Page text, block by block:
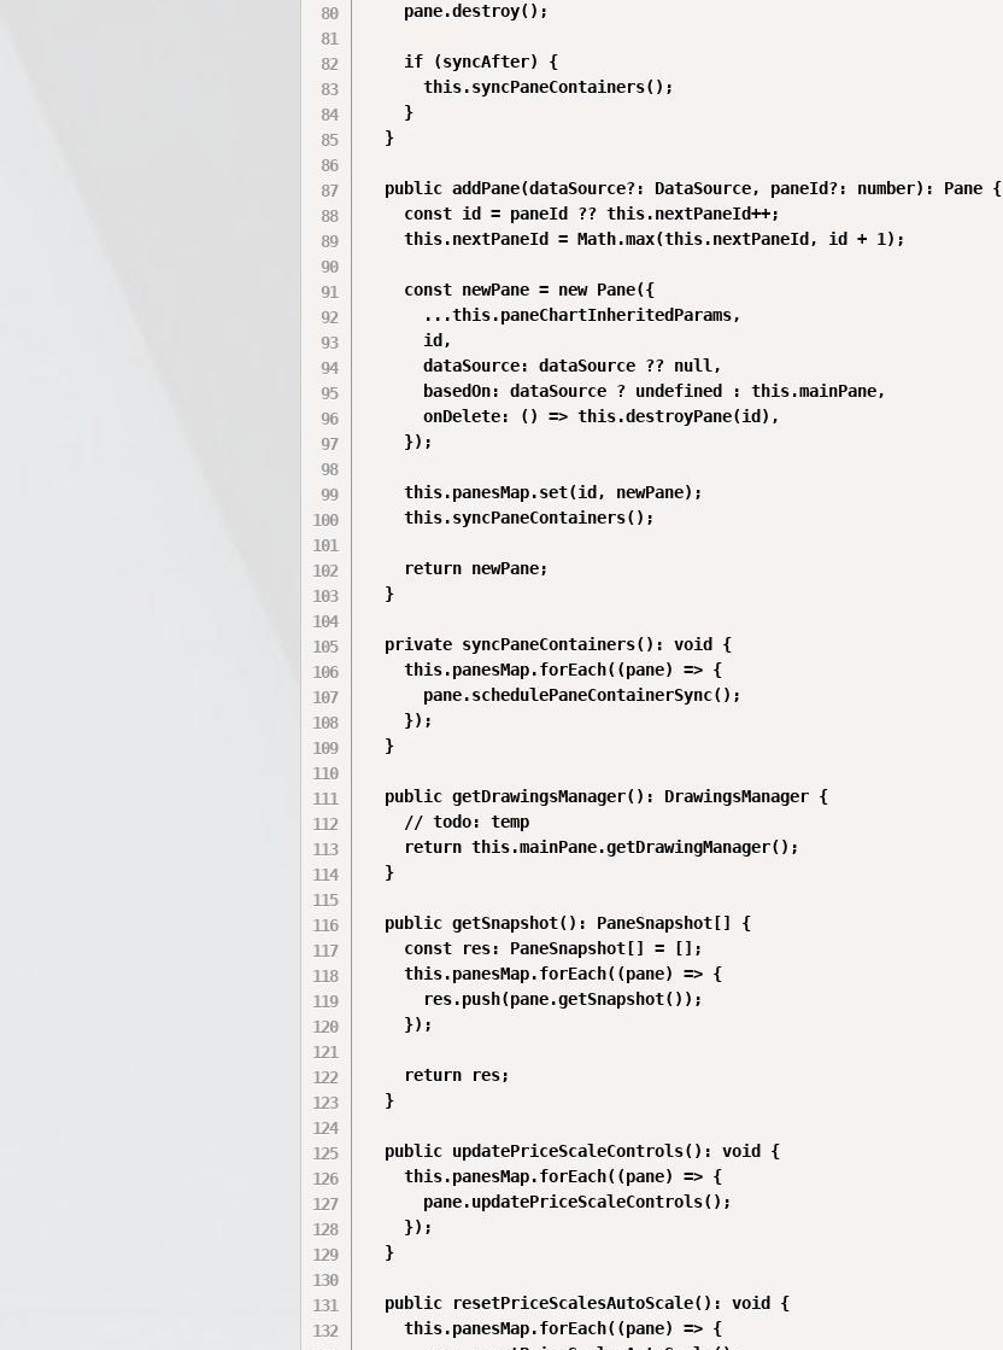
    pane.destroy();
    if (syncAfter) {
      this.syncPaneContainers();
    }
  }
  public addPane(dataSource?: DataSource, paneId?: number): Pane {
    const id = paneId ?? this.nextPaneId++;
    this.nextPaneId = Math.max(this.nextPaneId, id + 1);
    const newPane = new Pane({
      ...this.paneChartInheritedParams,
      id,
      dataSource: dataSource ?? null,
      basedOn: dataSource ? undefined : this.mainPane,
      onDelete: () => this.destroyPane(id),
    });
    this.panesMap.set(id, newPane);
    this.syncPaneContainers();
    return newPane;
  }
  private syncPaneContainers(): void {
    this.panesMap.forEach((pane) => {
      pane.schedulePaneContainerSync();
    });
  }
  public getDrawingsManager(): DrawingsManager {
    // todo: temp
    return this.mainPane.getDrawingManager();
  }
  public getSnapshot(): PaneSnapshot[] {
    const res: PaneSnapshot[] = [];
    this.panesMap.forEach((pane) => {
      res.push(pane.getSnapshot());
    });
    return res;
  }
  public updatePriceScaleControls(): void {
    this.panesMap.forEach((pane) => {
      pane.updatePriceScaleControls();
    });
  }
  public resetPriceScalesAutoScale(): void {
    this.panesMap.forEach((pane) => {